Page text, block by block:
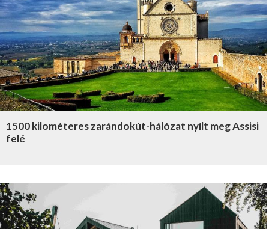
1500 kilométeres zarándokút-hálózat nyílt meg Assisi
felé